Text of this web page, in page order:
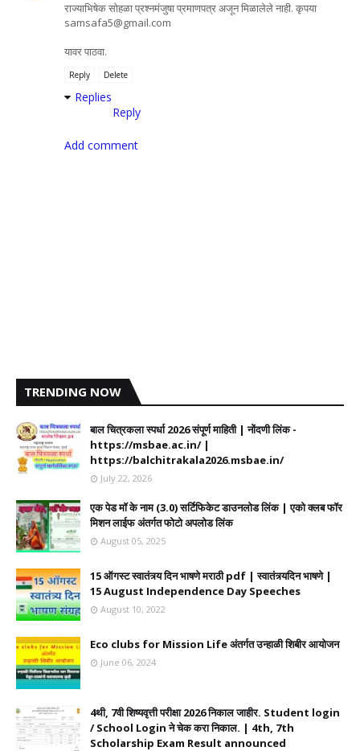
राज्याभिषेक सोहळा प्रश्नमंजुषा प्रमाणपत्र अजून मिळालेले नाही. कृपया
samsafa5@gmail.com
यावर पाठवा.
Reply Delete
Replies
Reply
Add comment
TRENDING NOW
बाल चित्रकला स्पर्धा 2026 संपूर्ण माहिती | नोंदणी लिंक -
https://msbae.ac.in/ |
https://balchitrakala2026.msbae.in/
July 22, 2026
एक पेड मॉ के नाम (3.0) सर्टिफिकेट डाउनलोड लिंक | एको क्लब फॉर
मिशन लाईफ अंतर्गत फोटो अपलोड लिंक
August 05, 2025
15 ऑगस्ट स्वातंत्र्य दिन भाषणे मराठी pdf | स्वातंत्र्यदिन भाषणे |
15 August Independence Day Speeches
August 10, 2022
Eco clubs for Mission Life अंतर्गत उन्हाळी शिबीर आयोजन
June 06, 2024
4थी, 7वी शिष्यवृत्ती परीक्षा 2026 निकाल जाहीर. Student login
/ School Login ने चेक करा निकाल. | 4th, 7th
Scholarship Exam Result announced